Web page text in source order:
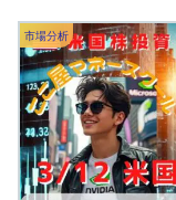
市場分析